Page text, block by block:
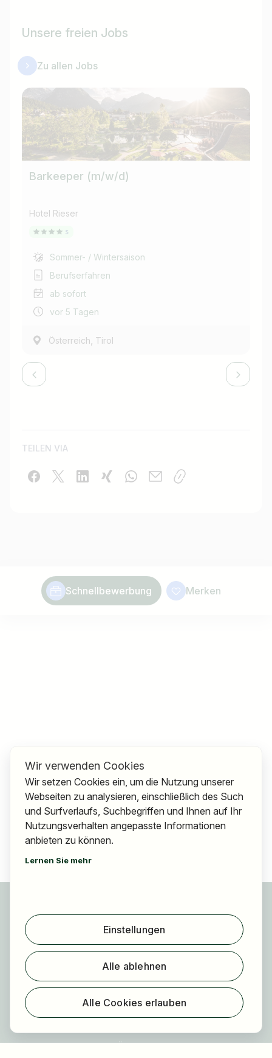
Unsere freien Jobs
Zu allen Jobs
Barkeeper (m/w/d)
Hotel Rieser
Sommer- / Wintersaison
Berufserfahren
ab sofort
vor 5 Tagen
Österreich, Tirol
TEILEN VIA
Schnellbewerbung Merken
Jobs finden
Arbeitgeber finden
Registrierung
Für Arbeitgeber
Über uns
Wir verwenden Cookies
Wir setzen Cookies ein, um die Nutzung unserer
Webseiten zu analysieren, einschließlich des Such
und Surfverlaufs, Suchbegriffen und Ihnen auf Ihr
Nutzungsverhalten angepasste Informationen
anbieten zu können.
Lernen Sie mehr
Einstellungen
Alle ablehnen
Alle Cookies erlauben